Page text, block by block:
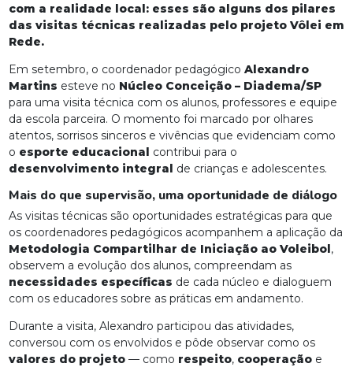
com a realidade local: esses são alguns dos pilares
das visitas técnicas realizadas pelo projeto Vôlei em
Rede.
Em setembro, o coordenador pedagógico Alexandro
Martins esteve no Núcleo Conceição – Diadema/SP
para uma visita técnica com os alunos, professores e equipe
da escola parceira. O momento foi marcado por olhares
atentos, sorrisos sinceros e vivências que evidenciam como
o esporte educacional contribui para o
desenvolvimento integral de crianças e adolescentes.
Mais do que supervisão, uma oportunidade de diálogo
As visitas técnicas são oportunidades estratégicas para que
os coordenadores pedagógicos acompanhem a aplicação da
Metodologia Compartilhar de Iniciação ao Voleibol,
observem a evolução dos alunos, compreendam as
necessidades específicas de cada núcleo e dialoguem
com os educadores sobre as práticas em andamento.
Durante a visita, Alexandro participou das atividades,
conversou com os envolvidos e pôde observar como os
valores do projeto— como respeito, cooperaçãoe